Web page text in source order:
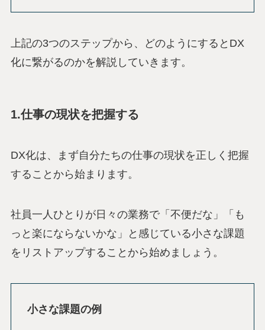
上記の3つのステップから、どのようにするとDX
化に繋がるのかを解説していきます。
1.仕事の現状を把握する
DX化は、まず自分たちの仕事の現状を正しく把握
することから始まります。
社員一人ひとりが日々の業務で「不便だな」「も
っと楽にならないかな」と感じている小さな課題
をリストアップすることから始めましょう。
小さな課題の例